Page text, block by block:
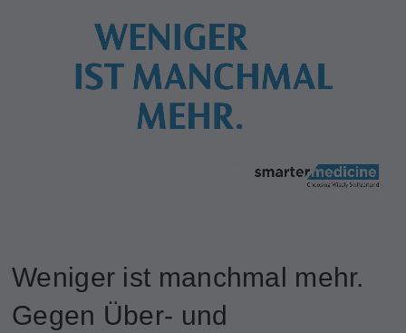
Weniger ist manchmal mehr.
Gegen Über- und